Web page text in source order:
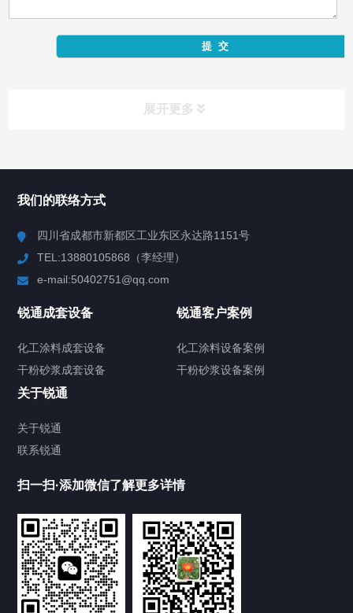
展开更多
混合机
输送机
化工涂料设备
其他配套设备
我们的联络方式
四川省成都市新都区工业东区永达路1151号
TEL:13880105868（李经理）
e-mail:50402751@qq.com
锐通成套设备
化工涂料成套设备
干粉砂浆成套设备
锐通客户案例
化工涂料设备案例
干粉砂浆设备案例
关于锐通
关于锐通
联系锐通
扫一扫·添加微信了解更多详情